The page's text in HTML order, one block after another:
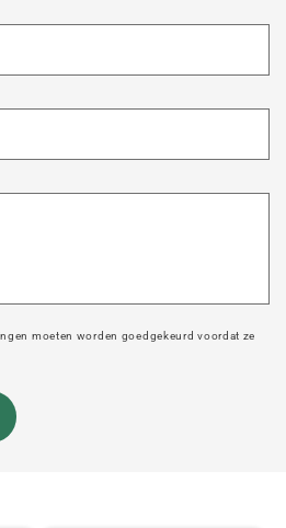
moeten worden goedgekeurd voordat ze